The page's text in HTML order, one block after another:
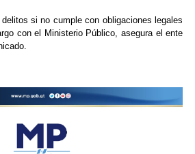
si no cumple con obligaciones legales
con el Ministerio Público, asegura el ente